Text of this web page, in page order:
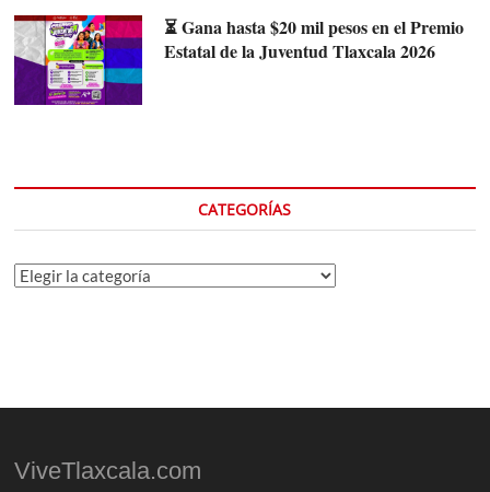
⏳ Gana hasta $20 mil pesos en el Premio
Estatal de la Juventud Tlaxcala 2026
CATEGORÍAS
Categorías
ViveTlaxcala.com